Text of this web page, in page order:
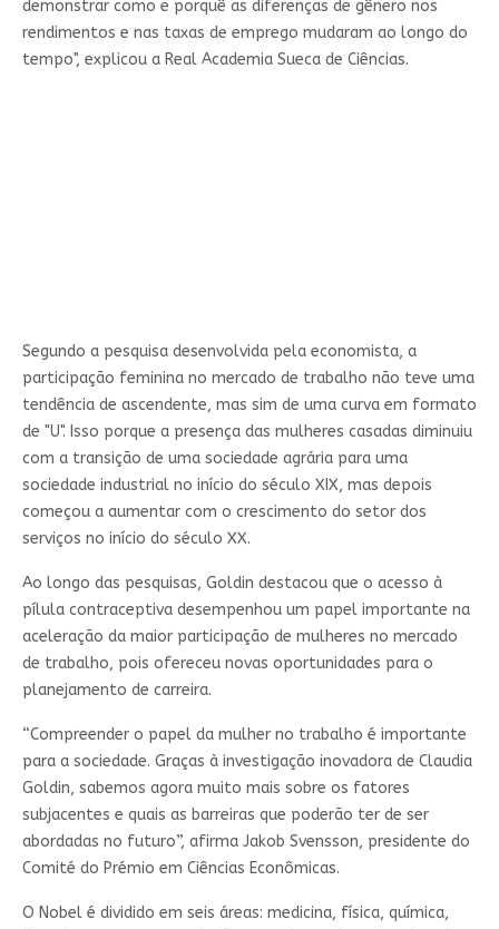
demonstrar como e porquê as diferenças de gênero nos
rendimentos e nas taxas de emprego mudaram ao longo do
tempo", explicou a Real Academia Sueca de Ciências.
Segundo a pesquisa desenvolvida pela economista, a
participação feminina no mercado de trabalho não teve uma
tendência de ascendente, mas sim de uma curva em formato
de "U". Isso porque a presença das mulheres casadas diminuiu
com a transição de uma sociedade agrária para uma
sociedade industrial no início do século XIX, mas depois
começou a aumentar com o crescimento do setor dos
serviços no início do século XX.
Ao longo das pesquisas, Goldin destacou que o acesso à
pílula contraceptiva desempenhou um papel importante na
aceleração da maior participação de mulheres no mercado
de trabalho, pois ofereceu novas oportunidades para o
planejamento de carreira.
“Compreender o papel da mulher no trabalho é importante
para a sociedade. Graças à investigação inovadora de Claudia
Goldin, sabemos agora muito mais sobre os fatores
subjacentes e quais as barreiras que poderão ter de ser
abordadas no futuro”, afirma Jakob Svensson, presidente do
Comité do Prémio em Ciências Econômicas.
O Nobel é dividido em seis áreas: medicina, física, química,